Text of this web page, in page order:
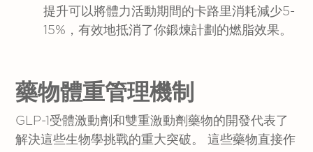
提升可以將體力活動期間的卡路里消耗減少5-
15%，有效地抵消了你鍛煉計劃的燃脂效果。
藥物體重管理機制
GLP-1受體激動劑和雙重激動劑藥物的開發代表了
解決這些生物學挑戰的重大突破。 這些藥物直接作